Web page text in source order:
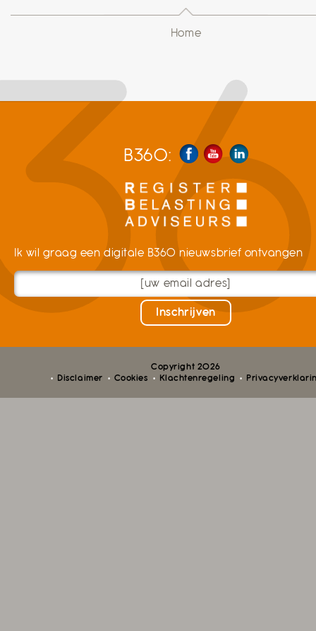
Home
B360:
Ik wil graag een digitale B360 nieuwsbrief ontvangen
Copyright 2026
Disclaimer
Cookies Klachtenregeling